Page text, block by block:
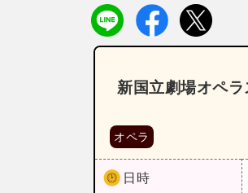
新国立劇場オペ
オペラ
日時